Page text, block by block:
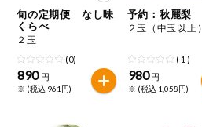
コープ商品
今週の新登場
旬の定期便 なし味
くらべ
２玉
(0)
890 円
※ (税込 961円)
予約：秋麗梨
２玉（中玉以上）
( 1 )
980 円
※ (税込 1,058円)